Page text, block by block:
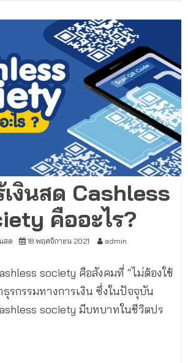
เงินสด Cashless
คืออะไร?
สด 18 พฤศจิกายน 2021 admin
society คือสังคมที่ “ไม่ต้องใช้
ธุรกรรมทางการเงิน ซึ่งในปัจจุบัน
society มีบทบาทในชีวิตปร